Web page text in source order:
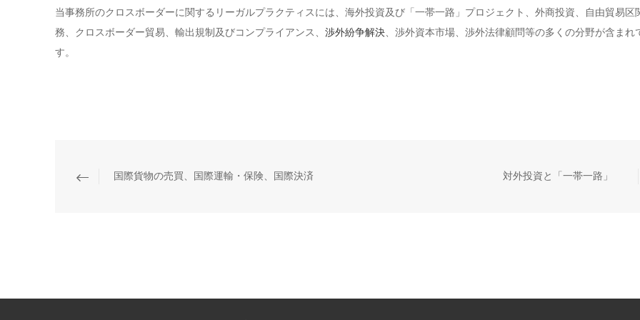
当事務所のクロスボーダーに関するリーガルプラクティスには、海外投資及び「一帯一路」プロジェクト、外商投資、自由貿易区
務、クロスボーダー貿易、輸出規制及びコンプライアンス、 渉外紛争解決、渉外資本市場、渉外法律顧問等の多くの分野が含まれ
す。
国際貨物の売買、国際運輸・保険、国際決済 対外投資と「一帯一路」